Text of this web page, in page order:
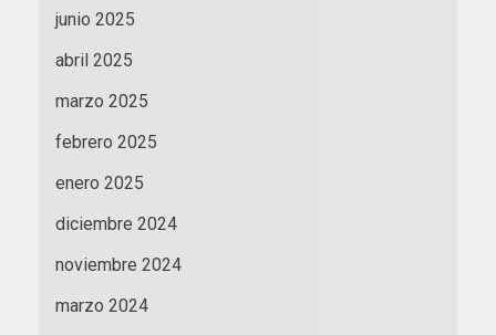
junio 2025
abril 2025
marzo 2025
febrero 2025
enero 2025
diciembre 2024
noviembre 2024
marzo 2024